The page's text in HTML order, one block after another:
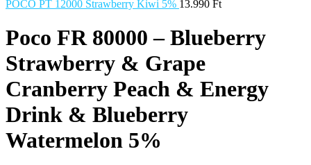
POCO PT 12000 Strawberry Kiwi 5% 13.990 Ft
Poco FR 80000 – Blueberry
Strawberry & Grape
Cranberry Peach & Energy
Drink & Blueberry
Watermelon 5%